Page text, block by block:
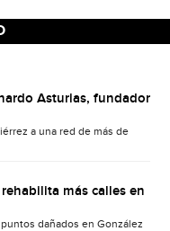
Asturias, fundador
a una red de más de
más calles en
dañados en González